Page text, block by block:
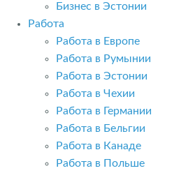
Бизнес в Эстонии
Работа
Работа в Европе
Работа в Румынии
Работа в Эстонии
Работа в Чехии
Работа в Германии
Работа в Бельгии
Работа в Канаде
Работа в Польше